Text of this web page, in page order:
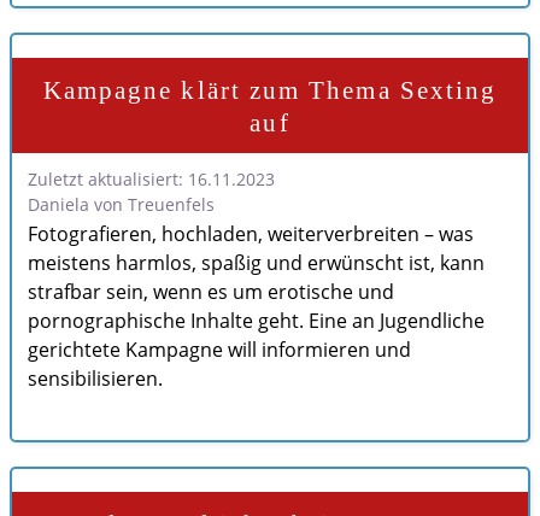
Kampagne klärt zum Thema Sexting
auf
Zuletzt aktualisiert: 16.11.2023
Daniela von Treuenfels
Fotografieren, hochladen, weiterverbreiten – was
meistens harmlos, spaßig und erwünscht ist, kann
strafbar sein, wenn es um erotische und
pornographische Inhalte geht. Eine an Jugendliche
gerichtete Kampagne will informieren und
sensibilisieren.